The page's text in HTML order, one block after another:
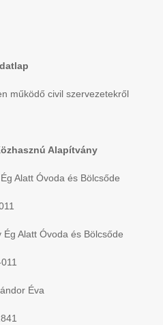
működő civil szervezetekről
Alapítvány
Alatt Óvoda és Bölcsőde
Ég Alatt Óvoda és Bölcsőde
Éva